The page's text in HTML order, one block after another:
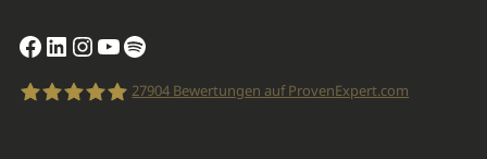
Facebook
LinkedIn
Instagram
YouTube
Spotify
27904Bewertungen auf ProvenExpert.com